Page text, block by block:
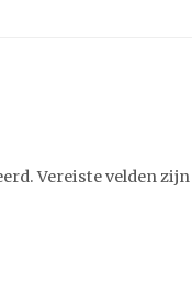
Vereiste velden